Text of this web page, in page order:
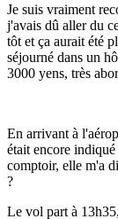
Je suis vraiment
j'avais dû aller du
tôt et ça aurait été
séjourné dans un
3000 yens, très
En arrivant à
était encore
comptoir, elle m'a
?
Le vol part à